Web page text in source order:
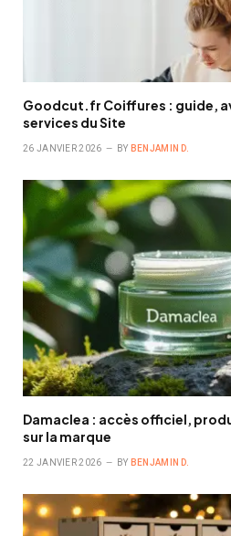
Goodcut.fr Coiffures : guide,
services du Site
26 JANVIER 2026 BY BENJAMIN D.
Damaclea : accès officiel,
sur la marque
22 JANVIER 2026 BY BENJAMIN D.